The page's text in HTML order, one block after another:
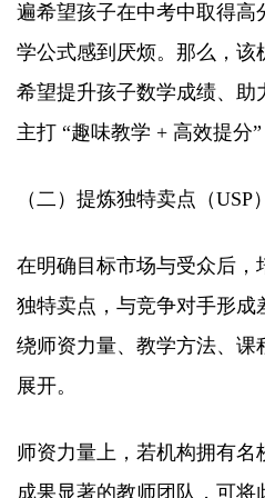
遍希望孩子在中考中取得高
学公式感到厌烦。那么，该
希望提升孩子数学成绩、助
主打 “趣味教学 + 高效提分”
（二）提炼独特卖点（USP）​
在明确目标市场与受众后，
独特卖点，与竞争对手形成
绕师资力量、教学方法、课
展开。​
师资力量上，若机构拥有名
成果显著的教师团队，可将